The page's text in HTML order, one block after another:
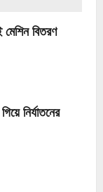
মেশিন বিতরণ
নির্যাতনের